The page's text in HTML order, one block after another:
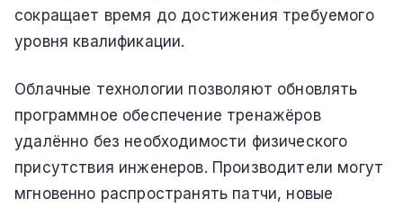
сокращает время до достижения требуемого
уровня квалификации.
Облачные технологии позволяют обновлять
программное обеспечение тренажёров
удалённо без необходимости физического
присутствия инженеров. Производители могут
мгновенно распространять патчи, новые